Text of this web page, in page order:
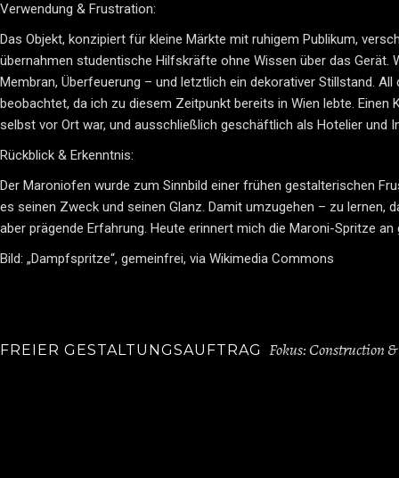
Verwendung & Frustration:
Das Objekt, konzipiert für kleine Märkte mit ruhigem Publikum,
übernahmen studentische Hilfskräfte ohne Wissen über das Gerät.
Membran, Überfeuerung – und letztlich ein dekorativer Stillstand.
beobachtet, da ich zu diesem Zeitpunkt bereits in Wien lebte.
selbst vor Ort war, und ausschließlich geschäftlich als Hotelier und
Rückblick & Erkenntnis:
Der Maroniofen wurde zum Sinnbild einer frühen gestalterischen
es seinen Zweck und seinen Glanz. Damit umzugehen – zu
aber prägende Erfahrung. Heute erinnert mich die Maroni-Spritze
Bild: „Dampfspritze“, gemeinfrei, via Wikimedia Commons
FREIER GESTALTUNGSAUFTRAG Fokus: Construction